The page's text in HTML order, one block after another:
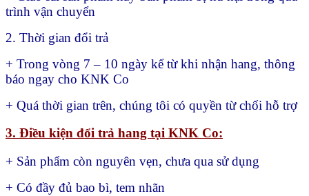
trình vận chuyển
2. Thời gian đổi trả
+ Trong vòng 7 – 10 ngày kể từ khi nhận hang, thông
báo ngay cho KNK Co
+ Quá thời gian trên, chúng tôi có quyền từ chối hỗ trợ
3. Điều kiện đổi trả hang tại KNK Co:
+ Sản phẩm còn nguyên vẹn, chưa qua sử dụng
+ Có đầy đủ bao bì, tem nhãn